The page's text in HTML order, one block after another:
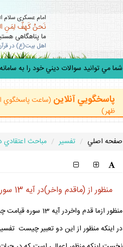
امام عسكرى سلام
نَحنُ كَهفٌ لِمَنِ
ما پناهگاهى
اهل بيت(ع) در
شما مي توانيد سوالات ديني خود را به سامانه «30001939»
پاسخگويي آنلاين
ظهر)
صفحه اصلي تفسير مباحث اعتقادي
منظور از (ماقدم واخر)در آيه 13 سوره قيامت چيست؟
منظور ازما قدم واخردر آيه 13 سوره قيامت چيست؟( يُنَبَّؤُا الانسنُ يَوْمَئذِ بِمَا قَدَّمَ وَ أَخَّرَ).(قيامت/آيه 13)
در اينكه منظور از اين دو تعبير چيست